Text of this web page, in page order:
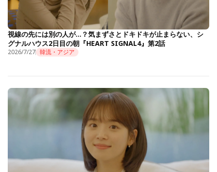
視線の先には別の人が…？気まずさとドキドキが止まらない、シ
グナルハウス2日目の朝『HEART SIGNAL4』第2話
2026/7/27 韓流・アジア